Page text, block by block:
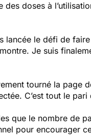
doses à
lancée le défi de
Je suis
tourné la page
C’est tout le
que le nombre de
pour encourager